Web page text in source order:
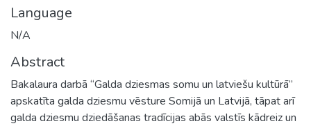
Language
N/A
Abstract
Bakalaura darbā “Galda dziesmas somu un latviešu kultūrā”
apskatīta galda dziesmu vēsture Somijā un Latvijā, tāpat arī
galda dziesmu dziedāšanas tradīcijas abās valstīs kādreiz un